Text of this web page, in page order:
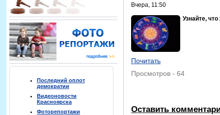
Последний оплот
демократии
Видеоновости
Красноярска
Фоторепортажи
Вчера, 11:50
Узнайте,
Почитать
Просмотров - 64
Оставить